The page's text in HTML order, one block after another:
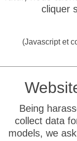
cliquer
(Javascript et
Being
collect data
models, we